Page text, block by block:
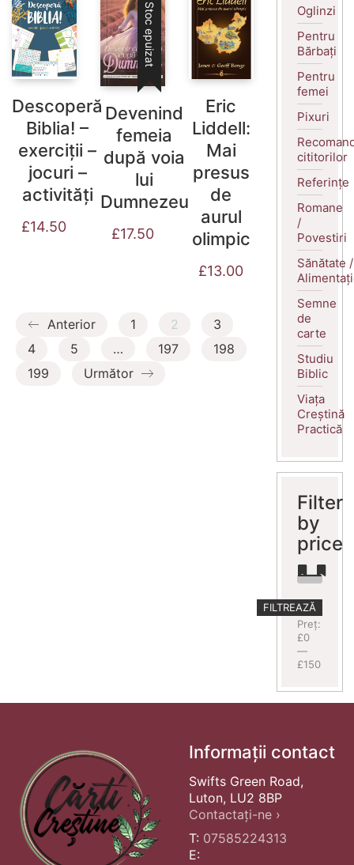
Descoperă
Biblia! –
exerciții –
jocuri –
activități
£14.50
Stoc epuizat
Devenind
femeia
după voia
lui
Dumnezeu
£17.50
Eric
Liddell:
Mai
presus
de
aurul
olimpic
£13.00
Anterior 1 2
3
4
5 … 197
198
199
Următor
Oglinzi
Pentru
Bărbați
Pentru
femei
Pixuri
cititorilor
Referințe
Romane
/
Povestiri
Sănătate /
Semne
de
carte
Studiu
Biblic
Viața
Creștină
Practică
Filter
by
price
Preț
minim
Preț
maxim
FILTREAZĂ
Preț:
£0
—
£150
Informații contact
Swifts Green Road,
Luton, LU2 8BP
Contactați-ne ›
T: 07585224313
E: